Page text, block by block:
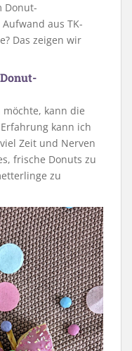
Donut-
aus TK-
Das zeigen wir
möchte, kann die
kann ich
Zeit und Nerven
frische Donuts zu
zu